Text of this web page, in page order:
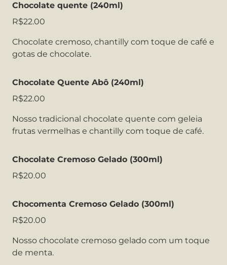
Chocolate quente (240ml)
R$22.00
Chocolate cremoso, chantilly com toque de café e
gotas de chocolate.
Chocolate Quente Abô (240ml)
R$22.00
Nosso tradicional chocolate quente com geleia
frutas vermelhas e chantilly com toque de café.
Chocolate Cremoso Gelado (300ml)
R$20.00
Chocomenta Cremoso Gelado (300ml)
R$20.00
Nosso chocolate cremoso gelado com um toque
de menta.